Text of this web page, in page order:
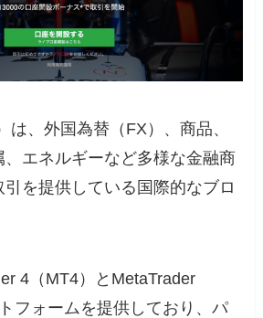
は、外国為替（FX）、商品、
エネルギーなど多様な金融商
を提供している国際的なブロ
4（MT4）とMetaTrader
フォームを提供しており、パ